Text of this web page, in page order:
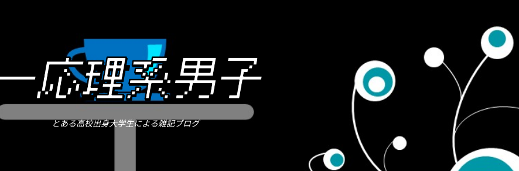
とある高校出身大学生による雑記ブログ